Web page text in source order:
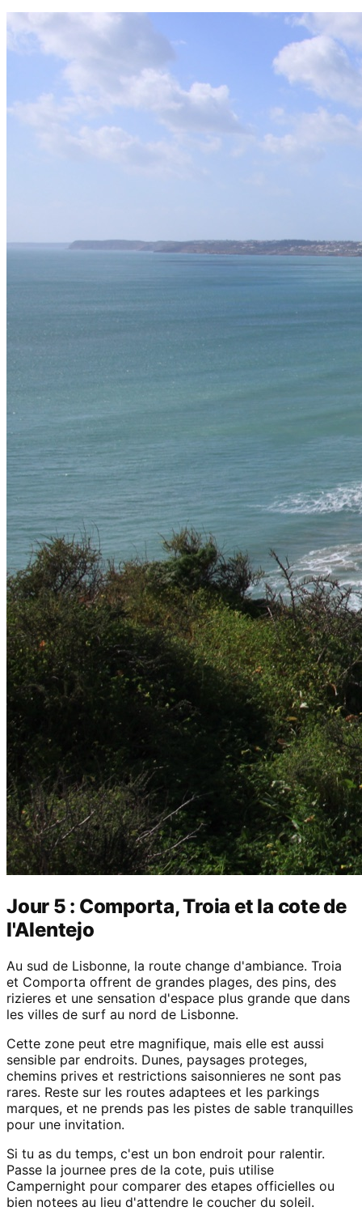
Jour 5 : Comporta, Troia et la cote de
l'Alentejo
Au sud de Lisbonne, la route change d'ambiance. Troia
et Comporta offrent de grandes plages, des pins, des
rizieres et une sensation d'espace plus grande que dans
les villes de surf au nord de Lisbonne.
Cette zone peut etre magnifique, mais elle est aussi
sensible par endroits. Dunes, paysages proteges,
chemins prives et restrictions saisonnieres ne sont pas
rares. Reste sur les routes adaptees et les parkings
marques, et ne prends pas les pistes de sable tranquilles
pour une invitation.
Si tu as du temps, c'est un bon endroit pour ralentir.
Passe la journee pres de la cote, puis utilise
Campernight pour comparer des etapes officielles ou
bien notees au lieu d'attendre le coucher du soleil.